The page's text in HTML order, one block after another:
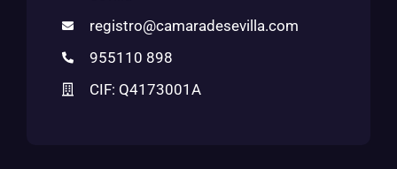
registro@camaradesevilla.com
955110 898
CIF: Q4173001A